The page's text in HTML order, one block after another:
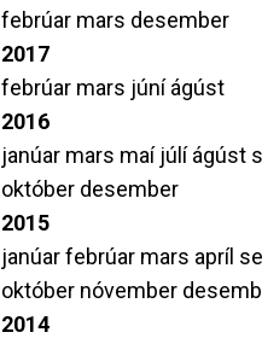
febrúar mars desember
2017
febrúar mars júníágúst
2016
janúar mars maí júlíágúst
október desember
2015
janúarfebrúar mars apríl
október nóvember
2014